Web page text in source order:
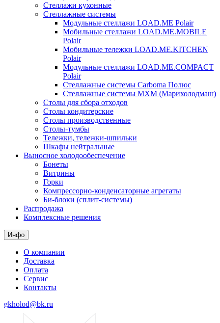
Стеллажи кухонные
Стеллажные системы
Модульные стеллажи LOAD.ME Polair
Мобильные стеллажи LOAD.ME.MOBILE
Polair
Мобильные тележки LOAD.ME.KITCHEN
Polair
Модульные стеллажи LOAD.ME.COMPACT
Polair
Стеллажные системы Carboma Полюс
Стеллажные системы МХМ (Марихолодмаш)
Столы для сбора отходов
Столы кондитерские
Столы производственные
Столы-тумбы
Тележки, тележки-шпильки
Шкафы нейтральные
Выносное холодообеспечение
Бонеты
Витрины
Горки
Компрессорно-конденсаторные агрегаты
Би-блоки (сплит-системы)
Распродажа
Комплексные решения
Инфо
О компании
Доставка
Оплата
Сервис
Контакты
gkholod@bk.ru